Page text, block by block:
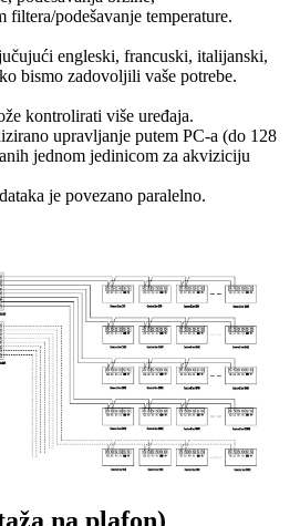
filtera/podešavanje temperature.
engleski, francuski, italijanski,
bismo zadovoljili vaše potrebe.
kontrolirati više uređaja.
upravljanje putem PC-a (do 128
jednom jedinicom za akviziciju
je povezano paralelno.